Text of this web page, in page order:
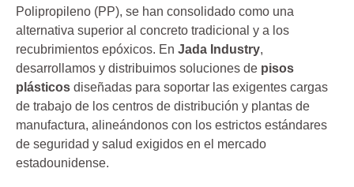
Polipropileno (PP), se han consolidado como una
alternativa superior al concreto tradicional y a los
recubrimientos epóxicos. En Jada Industry,
desarrollamos y distribuimos soluciones de pisos
plásticos diseñadas para soportar las exigentes cargas
de trabajo de los centros de distribución y plantas de
manufactura, alineándonos con los estrictos estándares
de seguridad y salud exigidos en el mercado
estadounidense.